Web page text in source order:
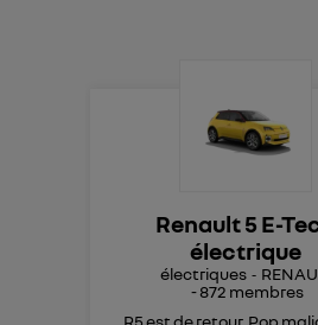
Renault 5 E-
électrique
électriques
-872 membres
R5 est de retour. Pop